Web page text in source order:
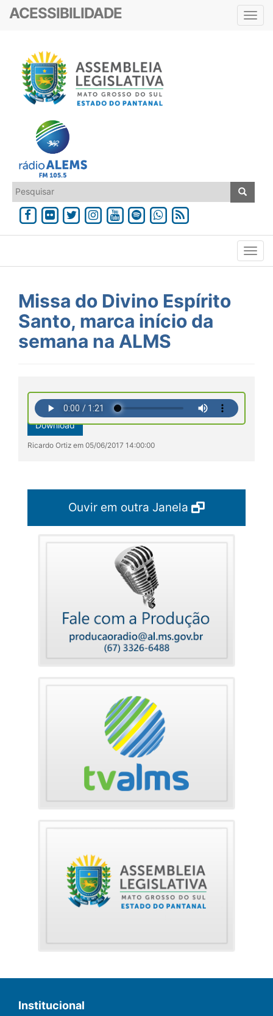
ACESSIBILIDADE
Missa do Divino Espírito
Santo, marca início da
semana na ALMS
Download
Ricardo Ortiz em 05/06/2017 14:00:00
Ouvir em outra Janela
Institucional